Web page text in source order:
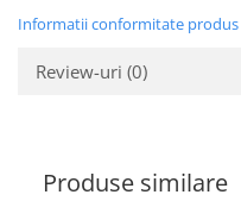
Informatii conformitate produs
Review-uri (0)
Produse similare